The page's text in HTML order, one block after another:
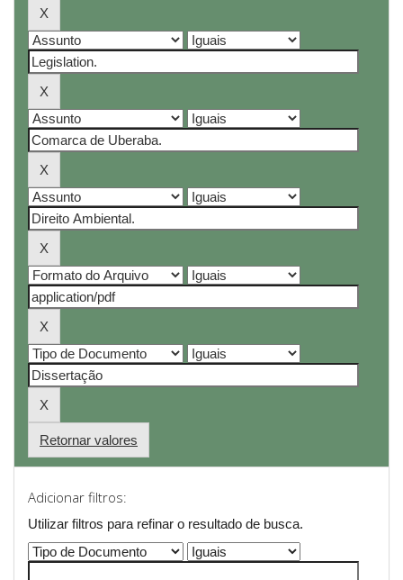
Retornar valores
Adicionar filtros:
Utilizar filtros para refinar o resultado de busca.